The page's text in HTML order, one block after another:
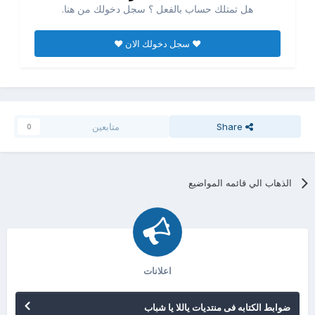
هل تمتلك حساب بالفعل ؟ سجل دخولك من هنا.
♥ سجل دخولك الان ♥
Share متابعين 0
الذهاب الي قائمه المواضيع
اعلانات
ضوابط الكتابه فى منتديات ياللا يا شباب